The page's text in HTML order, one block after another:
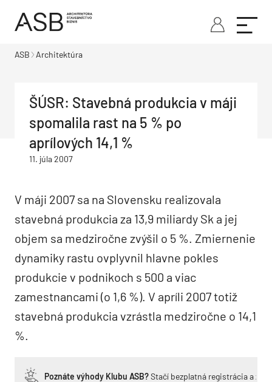
ASB Architektúra
ŠÚSR: Stavebná produkcia v máji
spomalila rast na 5 % po
aprílových 14,1 %
11. júla 2007
V máji 2007 sa na Slovensku realizovala
stavebná produkcia za 13,9 miliardy Sk a jej
objem sa medziročne zvýšil o 5 %. Zmiernenie
dynamiky rastu ovplyvnil hlavne pokles
produkcie v podnikoch s 500 a viac
zamestnancami (o 1,6 %). V apríli 2007 totiž
stavebná produkcia vzrástla medziročne o 14,1
%.
Poznáte výhody Klubu ASB?Stačí bezplatná registrácia a